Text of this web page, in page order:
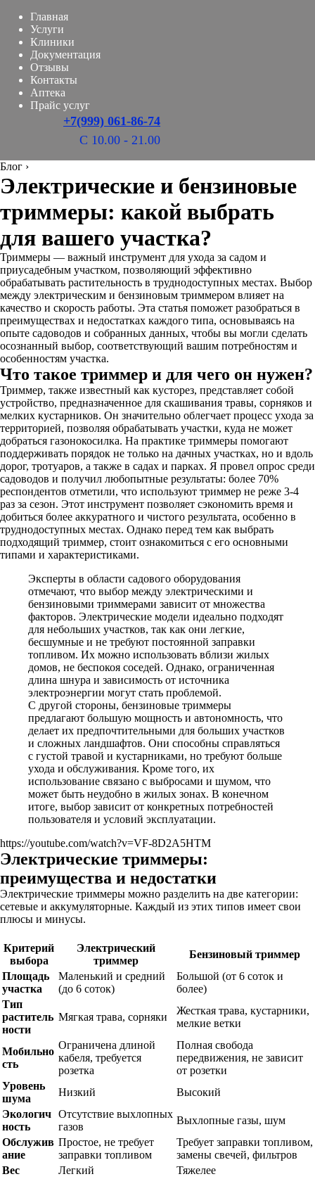
Главная
Услуги
Клиники
Документация
Отзывы
Контакты
Аптека
Прайс услуг
+7(999) 061-86-74
С 10.00 - 21.00
Блог ›
Электрические и бензиновые
триммеры: какой выбрать
для вашего участка?
Триммеры — важный инструмент для ухода за садом и
приусадебным участком, позволяющий эффективно
обрабатывать растительность в труднодоступных местах. Выбор
между электрическим и бензиновым триммером влияет на
качество и скорость работы. Эта статья поможет разобраться в
преимуществах и недостатках каждого типа, основываясь на
опыте садоводов и собранных данных, чтобы вы могли сделать
осознанный выбор, соответствующий вашим потребностям и
особенностям участка.
Что такое триммер и для чего он нужен?
Триммер, также известный как кусторез, представляет собой
устройство, предназначенное для скашивания травы, сорняков и
мелких кустарников. Он значительно облегчает процесс ухода за
территорией, позволяя обрабатывать участки, куда не может
добраться газонокосилка. На практике триммеры помогают
поддерживать порядок не только на дачных участках, но и вдоль
дорог, тротуаров, а также в садах и парках. Я провел опрос среди
садоводов и получил любопытные результаты: более 70%
респондентов отметили, что используют триммер не реже 3-4
раз за сезон. Этот инструмент позволяет сэкономить время и
добиться более аккуратного и чистого результата, особенно в
труднодоступных местах. Однако перед тем как выбрать
подходящий триммер, стоит ознакомиться с его основными
типами и характеристиками.
Эксперты в области садового оборудования
отмечают, что выбор между электрическими и
бензиновыми триммерами зависит от множества
факторов. Электрические модели идеально подходят
для небольших участков, так как они легкие,
бесшумные и не требуют постоянной заправки
топливом. Их можно использовать вблизи жилых
домов, не беспокоя соседей. Однако, ограниченная
длина шнура и зависимость от источника
электроэнергии могут стать проблемой.
С другой стороны, бензиновые триммеры
предлагают большую мощность и автономность, что
делает их предпочтительными для больших участков
и сложных ландшафтов. Они способны справляться
с густой травой и кустарниками, но требуют больше
ухода и обслуживания. Кроме того, их
использование связано с выбросами и шумом, что
может быть неудобно в жилых зонах. В конечном
итоге, выбор зависит от конкретных потребностей
пользователя и условий эксплуатации.
https://youtube.com/watch?v=VF-8D2A5HTM
Электрические триммеры:
преимущества и недостатки
Электрические триммеры можно разделить на две категории:
сетевые и аккумуляторные. Каждый из этих типов имеет свои
плюсы и минусы.
Критерий
выбора
Электрический
триммер
Бензиновый триммер
Площадь
участка
Маленький и средний
(до 6 соток)
Большой (от 6 соток и
более)
Тип
раститель
ности
Мягкая трава, сорняки
Жесткая трава, кустарники,
мелкие ветки
Мобильно
сть
Ограничена длиной
кабеля, требуется
розетка
Полная свобода
передвижения, не зависит
от розетки
Уровень
шума
Низкий
Высокий
Экологич
ность
Отсутствие выхлопных
газов
Выхлопные газы, шум
Обслужив
ание
Простое, не требует
заправки топливом
Требует заправки топливом,
замены свечей, фильтров
Вес
Легкий
Тяжелее